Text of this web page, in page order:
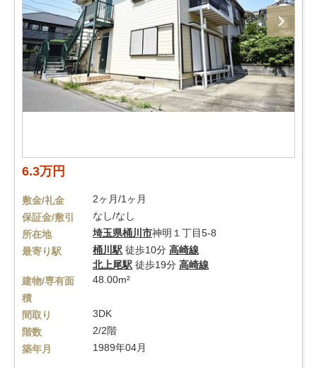
6.3万円
敷金/礼金
2ヶ月/1ヶ月
保証金/敷引
なし/なし
所在地
埼玉県桶川市神明１丁目5-8
最寄り駅
桶川駅 徒歩10分 高崎線
北上尾駅 徒歩19分 高崎線
建物/専有面
積
48.00m²
間取り
3DK
階数
2/2階
築年月
1989年04月